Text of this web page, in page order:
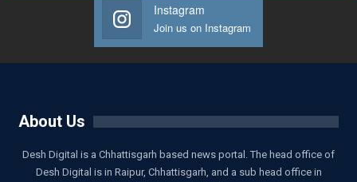
Instagram
Join us on Instagram
About Us
Desh Digital is a Chhattisgarh based news portal. The head office of
Desh Digital is in Raipur, Chhattisgarh, and a sub head office in